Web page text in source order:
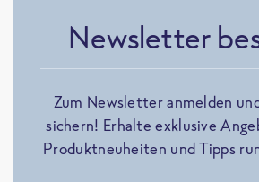
Newsletter
Zum Newsletter anmelden
sichern! Erhalte exklusive
Produktneuheiten und Tipps